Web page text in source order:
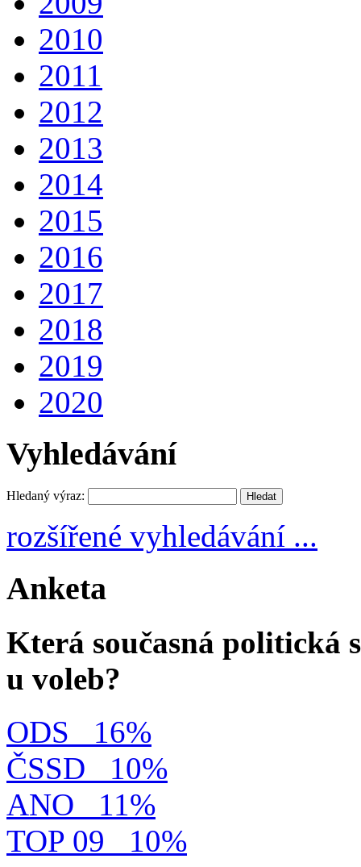
2010
2011
2012
2013
2014
2015
2016
2017
2018
2019
2020
Vyhledávání
Hledaný výraz:
rozšířené vyhledávání ...
Anketa
Která současná politická
u voleb?
ODS
16%
ČSSD
10%
ANO
11%
TOP 09
10%